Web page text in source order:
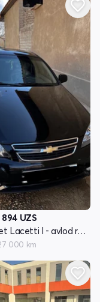
894 UZS
Chevrolet Lacetti I - avlod restyling
000 km